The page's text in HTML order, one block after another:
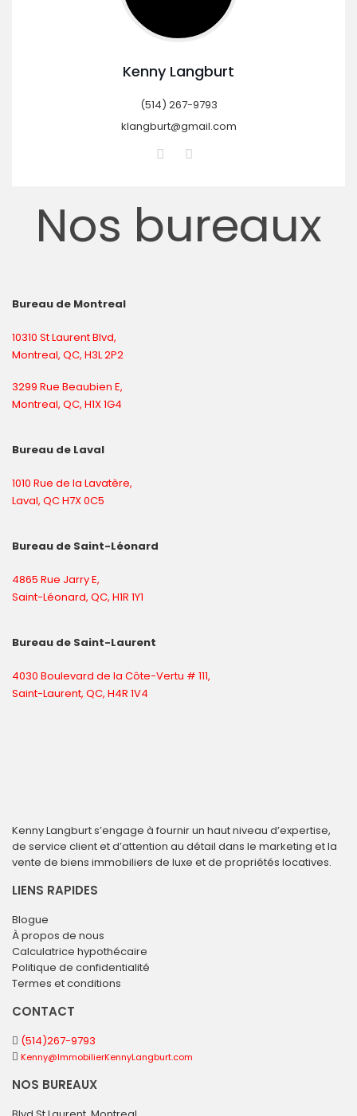
Kenny Langburt
(514) 267-9793
klangburt@gmail.com
Nos bureaux
Bureau de Montreal
10310 St Laurent Blvd,
Montreal, QC, H3L 2P2
3299 Rue Beaubien E,
Montreal, QC, H1X 1G4
Bureau de Laval
1010 Rue de la Lavatère,
Laval, QC H7X 0C5
Bureau de Saint-Léonard
4865 Rue Jarry E,
Saint-Léonard, QC, H1R 1Y1
Bureau de Saint-Laurent
4030 Boulevard de la Côte-Vertu # 111,
Saint-Laurent, QC, H4R 1V4
Kenny Langburt s’engage à fournir un haut niveau d’expertise,
de service client et d’attention au détail dans le marketing et la
vente de biens immobiliers de luxe et de propriétés locatives.
LIENS RAPIDES
Blogue
À propos de nous
Calculatrice hypothécaire
Politique de confidentialité
Termes et conditions
CONTACT
(514)267-9793
Kenny@ImmobilierKennyLangburt.com
NOS BUREAUX